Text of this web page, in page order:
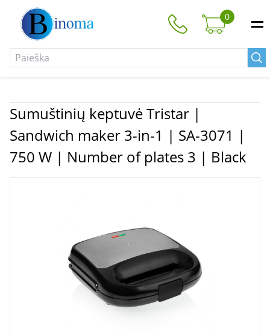
0
Sumuštinių keptuvė Tristar |
Sandwich maker 3-in-1 | SA-3071 |
750 W | Number of plates 3 | Black